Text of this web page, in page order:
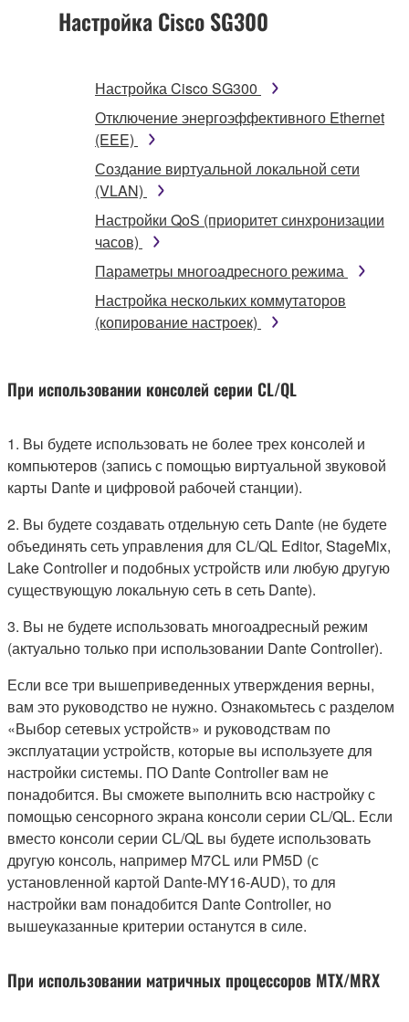
Настройка Cisco SG300
Настройка Cisco SG300
Отключение энергоэффективного Ethernet
(EEE)
Создание виртуальной локальной сети
(VLAN)
Настройки QoS (приоритет синхронизации
часов)
Параметры многоадресного режима
Настройка нескольких коммутаторов
(копирование настроек)
При использовании консолей серии CL/QL
1. Вы будете использовать не более трех консолей и
компьютеров (запись с помощью виртуальной звуковой
карты Dante и цифровой рабочей станции).
2. Вы будете создавать отдельную сеть Dante (не будете
объединять сеть управления для CL/QL Editor, StageMix,
Lake Controller и подобных устройств или любую другую
существующую локальную сеть в сеть Dante).
3. Вы не будете использовать многоадресный режим
(актуально только при использовании Dante Controller).
Если все три вышеприведенных утверждения верны,
вам это руководство не нужно. Ознакомьтесь с разделом
«Выбор сетевых устройств» и руководствам по
эксплуатации устройств, которые вы используете для
настройки системы. ПО Dante Controller вам не
понадобится. Вы сможете выполнить всю настройку с
помощью сенсорного экрана консоли серии CL/QL. Если
вместо консоли серии CL/QL вы будете использовать
другую консоль, например M7CL или PM5D (с
установленной картой Dante-MY16-AUD), то для
настройки вам понадобится Dante Controller, но
вышеуказанные критерии останутся в силе.
При использовании матричных процессоров MTX/MRX